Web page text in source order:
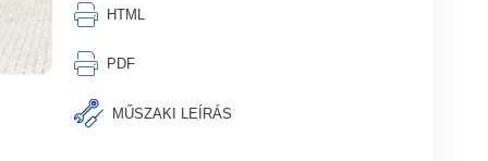
⎙︁ HTML
⎙︁ PDF
MŰSZAKI LEÍRÁS